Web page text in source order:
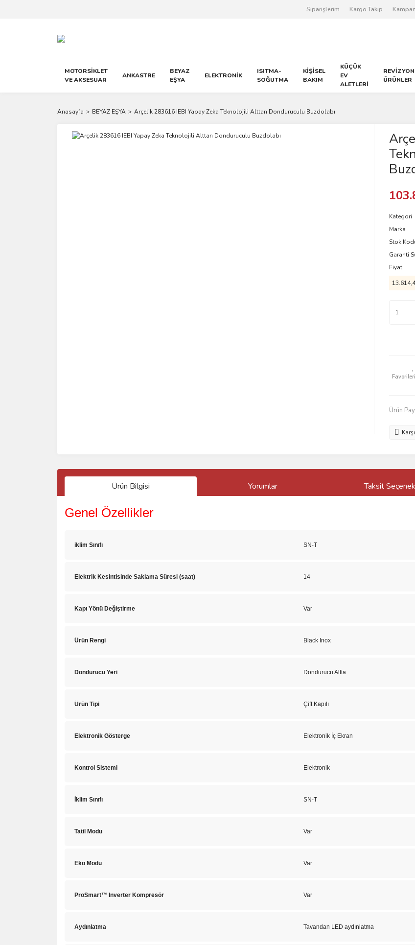
Siparişlerim Kargo Takip
MOTORSİKLET
VE AKSESUAR
ANKASTRE
BEYAZ
EŞYA
ELEKTRONİK
ISITMA-
SOĞUTMA
KİŞİSEL
BAKIM
KÜÇÜK
EV
ALETLERİ
ÜRÜNLER
Anasayfa BEYAZ EŞYA Arçelik 283616 IEBI Yapay Zeka Teknolojili Alttan Donduruculu Buzdolabı
Kategori
Marka
Stok
Garanti
Fiyat
Ürün
Ürün Bilgisi Yorumlar Taksit
Genel Özellikler
iklim Sınıfı SN-T
Elektrik Kesintisinde Saklama Süresi (saat) 14
Kapı Yönü Değiştirme Var
Ürün Rengi Black Inox
Dondurucu Yeri Dondurucu Altta
Ürün Tipi Çift Kapılı
Elektronik Gösterge Elektronik İç Ekran
Kontrol Sistemi Elektronik
İklim Sınıfı SN-T
Tatil Modu Var
Eko Modu Var
ProSmart™ Inverter Kompresör Var
Aydınlatma Tavandan LED aydınlatma